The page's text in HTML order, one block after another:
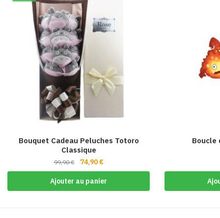
Bouquet Cadeau Peluches Totoro
Classique
99,90€
Le
prix
initial
était :
74,90 €Le
prix
actuel
est :
Ajouter au panier
Boucle